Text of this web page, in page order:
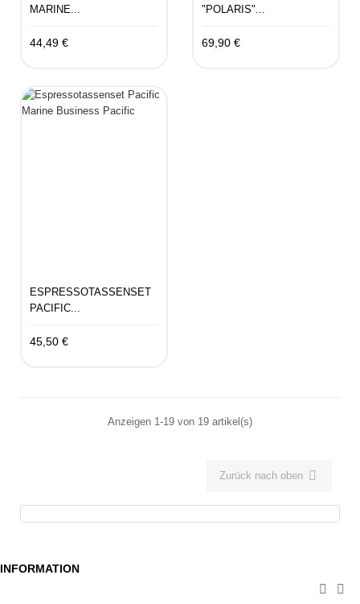
MARINE...
44,49 €
"POLARIS"...
69,90 €
ESPRESSOTASSENSET
PACIFIC...
45,50 €
Anzeigen 1-19 von 19 artikel(s)
Zurück nach oben 
INFORMATION
 